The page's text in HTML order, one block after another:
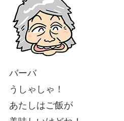
バーバ
うしゃしゃ！
あたしはご飯が